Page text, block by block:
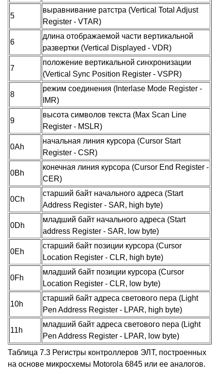
5
выравнивание ратстра (Vertical Total Adjust
Register - VTAR)
6
длина отображаемой части вертикальной
развертки (Vertical Displayed - VDR)
7
положение вертикальной синхронизации
(Vertical Sync Position Register - VSPR)
8
режим соединения (Interlase Mode Register -
IMR)
9
высота символов текста (Max Scan Line
Register - MSLR)
0Ah
начальная линия курсора (Cursor Start
Register - CSR)
0Bh
конечная линия курсора (Cursor End Register -
CER)
0Ch
старший байт начального адреса (Start
Address Register - SAR, high byte)
0Dh
младший байт начального адреса (Start
address Register - SAR, low byte)
0Eh
старший байт позиции курсора (Cursor
Location Register - CLR, high byte)
0Fh
младший байт позиции курсора (Cursor
Location Register - CLR, low byte)
10h
старший байт адреса светового пера (Light
Pen Address Register - LPAR, high byte)
11h
младший байт адреса светового пера (Light
Pen Address Register - LPAR, low byte)
Таблица 7.3 Регистры контроллеров ЭЛТ, построенных
на основе микросхемы Motorola 6845 или ее аналогов.